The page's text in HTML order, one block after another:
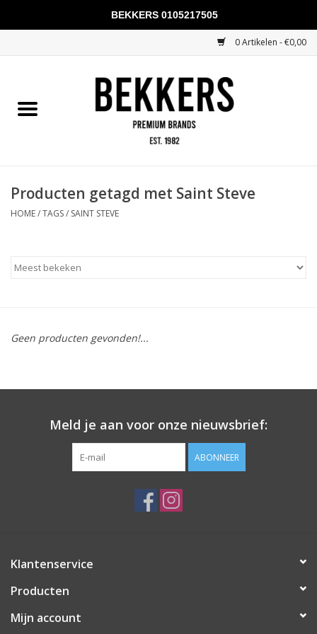
0 Artikelen - €0,00
Mannen
KADOBONNEN
Producten getagd met Saint Steve
HOME/TAGS/ SAINT STEVE
Geen producten gevonden!...
Meld je aan voor onze nieuwsbrief:
ABONNEER
Klantenservice
Producten
Mijn account
BEKKERS 0105217505